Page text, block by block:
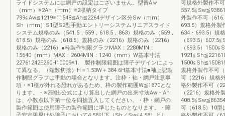
ライドシステムには網戸の設定はございません。型番Aｗ
（mm）※2Ah（mm）※2収納タイプ
799≦Aw≦1219※11548≦Ah≦2264デザイン区分Sw（mm）
Sh（mm）S1型S2型手動エントリーシステムリニアスライド
システム規格のみ（541.5，559，618.5，863）規格のみ（559，
618.5）規格のみ（618.5）規格のみ（2216）規格のみ（2216）
規格のみ（2216）●枠製作制限グラフMAX：2280MIN：
15640（mm）MAX：2604MIN：1240（mm）W基本寸法
22761242E260H10009※1. 製作制限範囲は障子デザインによっ
て異なる。（端数切捨）H＝1.53W＋384.6H基本寸法■袖上記製
作制限グラフは手動の場合となります。注枠・袖・網戸注意事
項・※1框が外れる恐れがあるため、枠の製作範囲W≦1870とな
ります。・※2割出公式により算出した網戸の出来寸法Aw・Ah
は、小数点以下第一位を四捨五入してください。・枠・網戸の
製作範囲は使用障子の製作範囲に準じたものとなります。・障
可規格外製作不
外製作不可（
693.5）規格外製
634・693.5）規
（693.5）
（693.5）
規格外製作不可
可（2216）規格
格外製作不可（
（2216）規格外
可（618.5）10